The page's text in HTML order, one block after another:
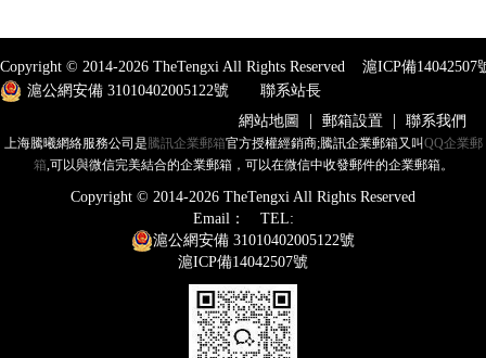
Copyright © 2014-2026 TheTengxi All Rights Reserved 滬ICP備14042507
滬公網安備 31010402005122號
聯系站長
網站地圖
| 郵箱設置 | 聯系我們
上海騰曦網絡服務公司是 騰訊企業郵箱官方授權經銷商;騰訊企業郵箱又叫QQ企業郵
箱,可以與微信完美結合的企業郵箱，可以在微信中收發郵件的企業郵箱。
Copyright © 2014-2026 TheTengxi All Rights Reserved
Email：
TEL:
滬公網安備 31010402005122號
滬ICP備14042507號